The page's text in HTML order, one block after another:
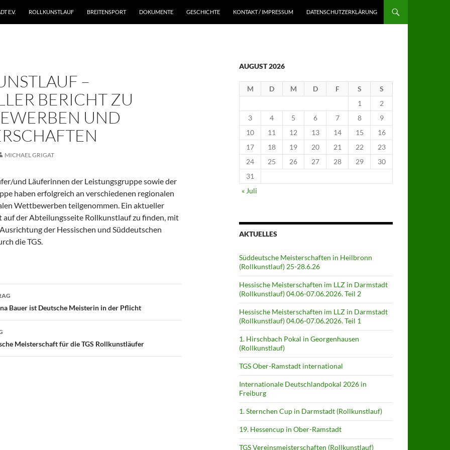
E.V. ROLLKUNSTLAUF BREITENSPORT DOKUMENTE GESCHICHTE KONTAKT / IMPRESSUM DATENSCHUTZERKLÄRUNG
–
BERICHT ZU
UND
MICHAEL GRIGAT
und Läuferinnen der Leistungsgruppe sowie der
haben erfolgreich an verschiedenen regionalen
Wettbewerben teilgenommen. Ein aktueller
auf der Abteilungsseite Rollkunstlauf zu finden, mit
der Hessischen und Süddeutschen
die TGS.
Bauer ist Deutsche Meisterin in der Pflicht
Meisterschaft für die TGS Rollkunstläufer
AUGUST 2026
M D M D F S
S
1
2
3
4 5 6 7 8
9
10
11 12 13 14 15
16
17
18 19 20 21 22
23
24
25 26 27 28 29
30
31
« Juli
AKTUELLES
Süddeutsche Meisterschaften in Heilbronn
(Rollkunstlauf) 25-28.6.26
Hessische Meisterschaften im LLZ in Darmstadt
(Rollkunstlauf) 04.06-07.06.2026. Teil 2
Hessische Meisterschaften im LLZ in Darmstadt
(Rollkunstlauf) 04.06-07.06.2026. Teil 1
1. Hirschbach Pokal in Georgenhausen
(Rollkunstlauf)
TGS Ober-Ramstadt international
Internationale Deutschlandpokal 2026 in
Freiburg
1. Sternchen Cup in Darmstadt (Rollkunstlauf)
19. Hessencup in Ober-Ramstadt
TGS Vereinsmeisterschaften (Rollkunstlauf)